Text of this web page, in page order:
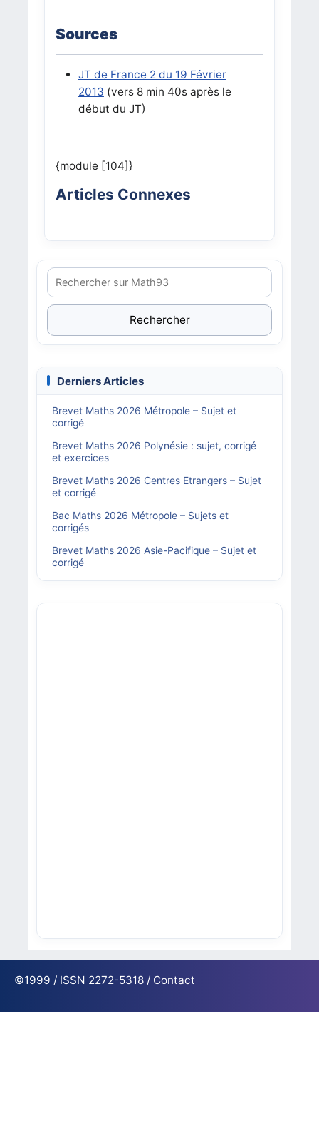
Sources
JT de France 2 du 19 Février
2013 (vers 8 min 40s après le
début du JT)
{module [104]}
Articles Connexes
Rechercher
Derniers Articles
Brevet Maths 2026 Métropole – Sujet et
corrigé
Brevet Maths 2026 Polynésie : sujet, corrigé
et exercices
Brevet Maths 2026 Centres Etrangers – Sujet
et corrigé
Bac Maths 2026 Métropole – Sujets et
corrigés
Brevet Maths 2026 Asie-Pacifique – Sujet et
corrigé
©1999 / ISSN 2272-5318 / Contact